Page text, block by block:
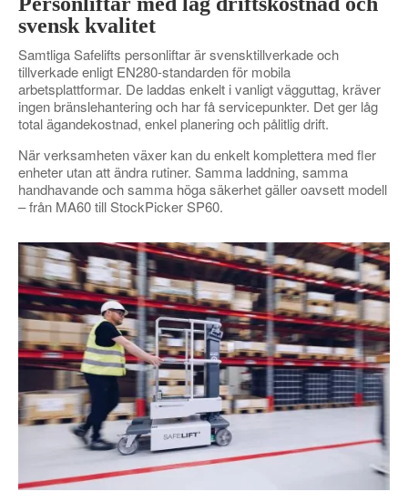
svensk kvalitet
Samtliga Safelifts personliftar är svensktillverkade och
tillverkade enligt EN280-standarden för mobila
arbetsplattformar. De laddas enkelt i vanligt vägguttag, kräver
ingen bränslehantering och har få servicepunkter. Det ger låg
total ägandekostnad, enkel planering och pålitlig drift.
När verksamheten växer kan du enkelt komplettera med fler
enheter utan att ändra rutiner. Samma laddning, samma
handhavande och samma höga säkerhet gäller oavsett modell
– från MA60 till StockPicker SP60.